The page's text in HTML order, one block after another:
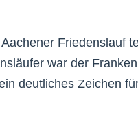
Friedenslauf
war der
deutliches Zeichen